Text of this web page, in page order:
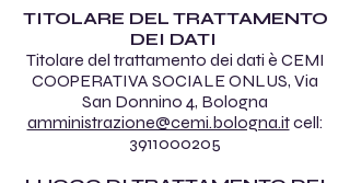
TITOLARE DEL TRATTAMENTO
DEI DATI
Titolare del trattamento dei dati è CEMI
COOPERATIVA SOCIALE ONLUS, Via
San Donnino 4, Bologna
amministrazione@cemi.bologna.itcell:
3911000205